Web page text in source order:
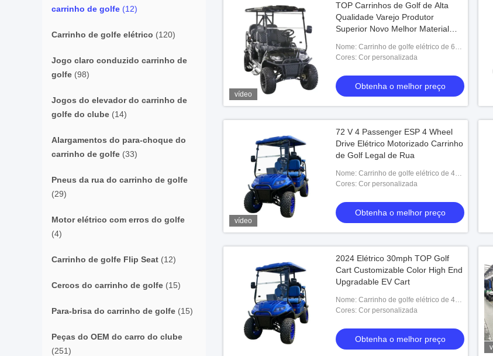
carrinho de golfe (12)
Carrinho de golfe elétrico (120)
Jogo claro conduzido carrinho de
golfe (98)
Jogos do elevador do carrinho de
golfe do clube (14)
Alargamentos do para-choque do
carrinho de golfe (33)
Pneus da rua do carrinho de golfe
(29)
Motor elétrico com erros do golfe
(4)
Carrinho de golfe Flip Seat (12)
Cercos do carrinho de golfe (15)
Para-brisa do carrinho de golfe (15)
Peças do OEM do carro do clube
(251)
vídeo
TOP Carrinhos de Golf de Alta
Qualidade Varejo Produtor
Superior Novo Melhor Material
Nome: Carrinho de golfe elétrico de 6
Seaters
Cores: Cor personalizada
Obtenha o melhor preço
vídeo
72 V 4 Passenger ESP 4 Wheel
Drive Elétrico Motorizado Carrinho
de Golf Legal de Rua
Nome: Carrinho de golfe elétrico de 4
lugares
Cores: Cor personalizada
Obtenha o melhor preço
2024 Elétrico 30mph TOP Golf
Cart Customizable Color High End
Upgradable EV Cart
Nome: Carrinho de golfe elétrico de 4
lugares
Cores: Cor personalizada
Obtenha o melhor preço